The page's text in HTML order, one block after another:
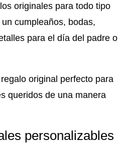
originales para todo tipo
cumpleaños, bodas,
para el día del padre o
original perfecto para
queridos de una manera
personalizables